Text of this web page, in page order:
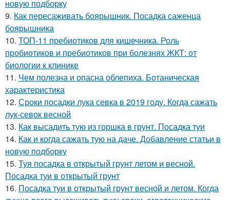
новую подборку
9. Как пересаживать боярышник. Посадка саженца
боярышника
10. ТОП-11 пребиотиков для кишечника. Роль
пробиотиков и пребиотиков при болезнях ЖКТ: от
биологии к клинике
11. Чем полезна и опасна облепиха. Ботаническая
характеристика
12. Сроки посадки лука севка в 2019 году. Когда сажать
лук-севок весной
13. Как высадить тую из горшка в грунт. Посадка туи
14. Как и когда сажать тую на даче. Добавление статьи в
новую подборку
15. Туя посадка в открытый грунт летом и весной.
Посадка туи в открытый грунт
16. Посадка туи в открытый грунт весной и летом. Когда